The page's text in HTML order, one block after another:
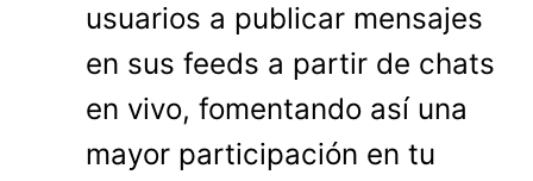
usuarios a publicar mensajes
en sus feeds a partir de chats
en vivo, fomentando así una
mayor participación en tu